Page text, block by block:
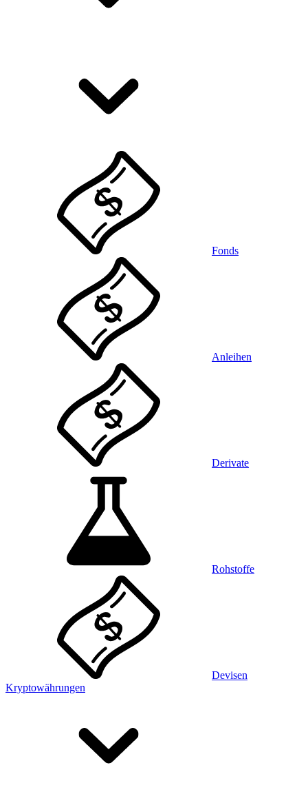
Fonds
Anleihen
Derivate
Rohstoffe
Devisen
Kryptowährungen